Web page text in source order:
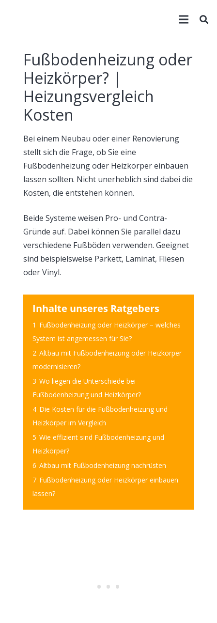
Fußbodenheizung oder
Heizkörper? |
Heizungsvergleich
Kosten
Bei einem Neubau oder einer Renovierung
stellt sich die Frage, ob Sie eine
Fußbodenheizung oder Heizkörper einbauen
lassen sollten. Nicht unerheblich sind dabei die
Kosten, die entstehen können.
Beide Systeme weisen Pro- und Contra-
Gründe auf. Dabei können Sie parallel dazu
verschiedene Fußböden verwenden. Geeignet
sind beispielsweise Parkett, Laminat, Fliesen
oder Vinyl.
Inhalte unseres Ratgebers
1 Fußbodenheizung oder Heizkörper – welches
System ist angemessen für Sie?
2 Altbau mit Fußbodenheizung oder Heizkörper
modernisieren?
3 Wo liegen die Unterschiede bei
Fußbodenheizung und Heizkörper?
4 Die Kosten für die Fußbodenheizung und
Heizkörper im Vergleich
5 Wie effizient sind Fußbodenheizung und
Heizkörper?
6 Altbau mit Fußbodenheizung nachrüsten
7 Fußbodenheizung oder Heizkörper einbauen
lassen?